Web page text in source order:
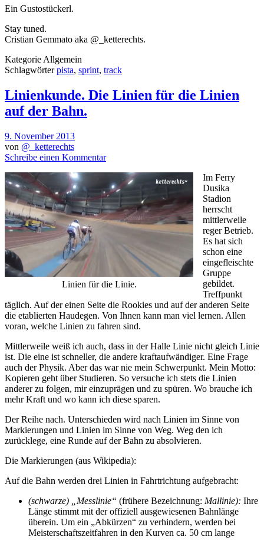
Ein Gustostückerl.
Stay tuned.
Cristian Gemmato aka @_ketterechts.
KategorieAllgemein
Schlagwörterpista, sprint, track
Linienkunde. Die Linien für die Linien
auf der Bahn.
9. November 2013
von @_ketterechts
Schreibe einen Kommentar
Linien für die Linie.
Im Ferry
Dusika
Stadion
herrscht
mittlerweile
reger Betrieb.
Es hat sich
schon eine
eingefleischte
Gruppe
gebildet.
Treffpunkt
täglich. Auf der einen Seite die Rookies und auf der anderen Seite
die etablierten Haudegen. Von Ihnen kann man viel lernen. Allen
voran, welche Linien zu fahren sind.
Mittlerweile weiß ich auch, dass in der Halle Linie nicht gleich Linie
ist. Die eine ist schneller, die andere kraftaufwändiger. Eine Frage
auch der Physik. Aber das war nie mein Schwerpunkt. Mein Motto:
Kopieren geht über Studieren. So versuche ich stets die Linien
anderer zu folgen, mir einzuprägen und zu spüren. Wo brauche ich
mehr Kraft und wo kann ich diese sparen.
Der Reihe nach. Unterschieden wird nach Linien im Sinne von
Markierungen und Linien im Sinne von Weg. Weg den ich
zurücklege, eine Runde auf der Bahn zu absolvieren.
Die Markierungen (aus Wikipedia):
Auf die Bahn werden drei Linien in Fahrtrichtung aufgebracht:
(schwarze) „Messlinie“ (frühere Bezeichnung: Mallinie): Ihre
Länge stimmt mit der offiziell ausgewiesenen Bahnlänge
überein. Um ein „Abkürzen“ zu verhindern, werden bei
Meisterschaftszeitfahren in den Kurven ca. 50 cm lange